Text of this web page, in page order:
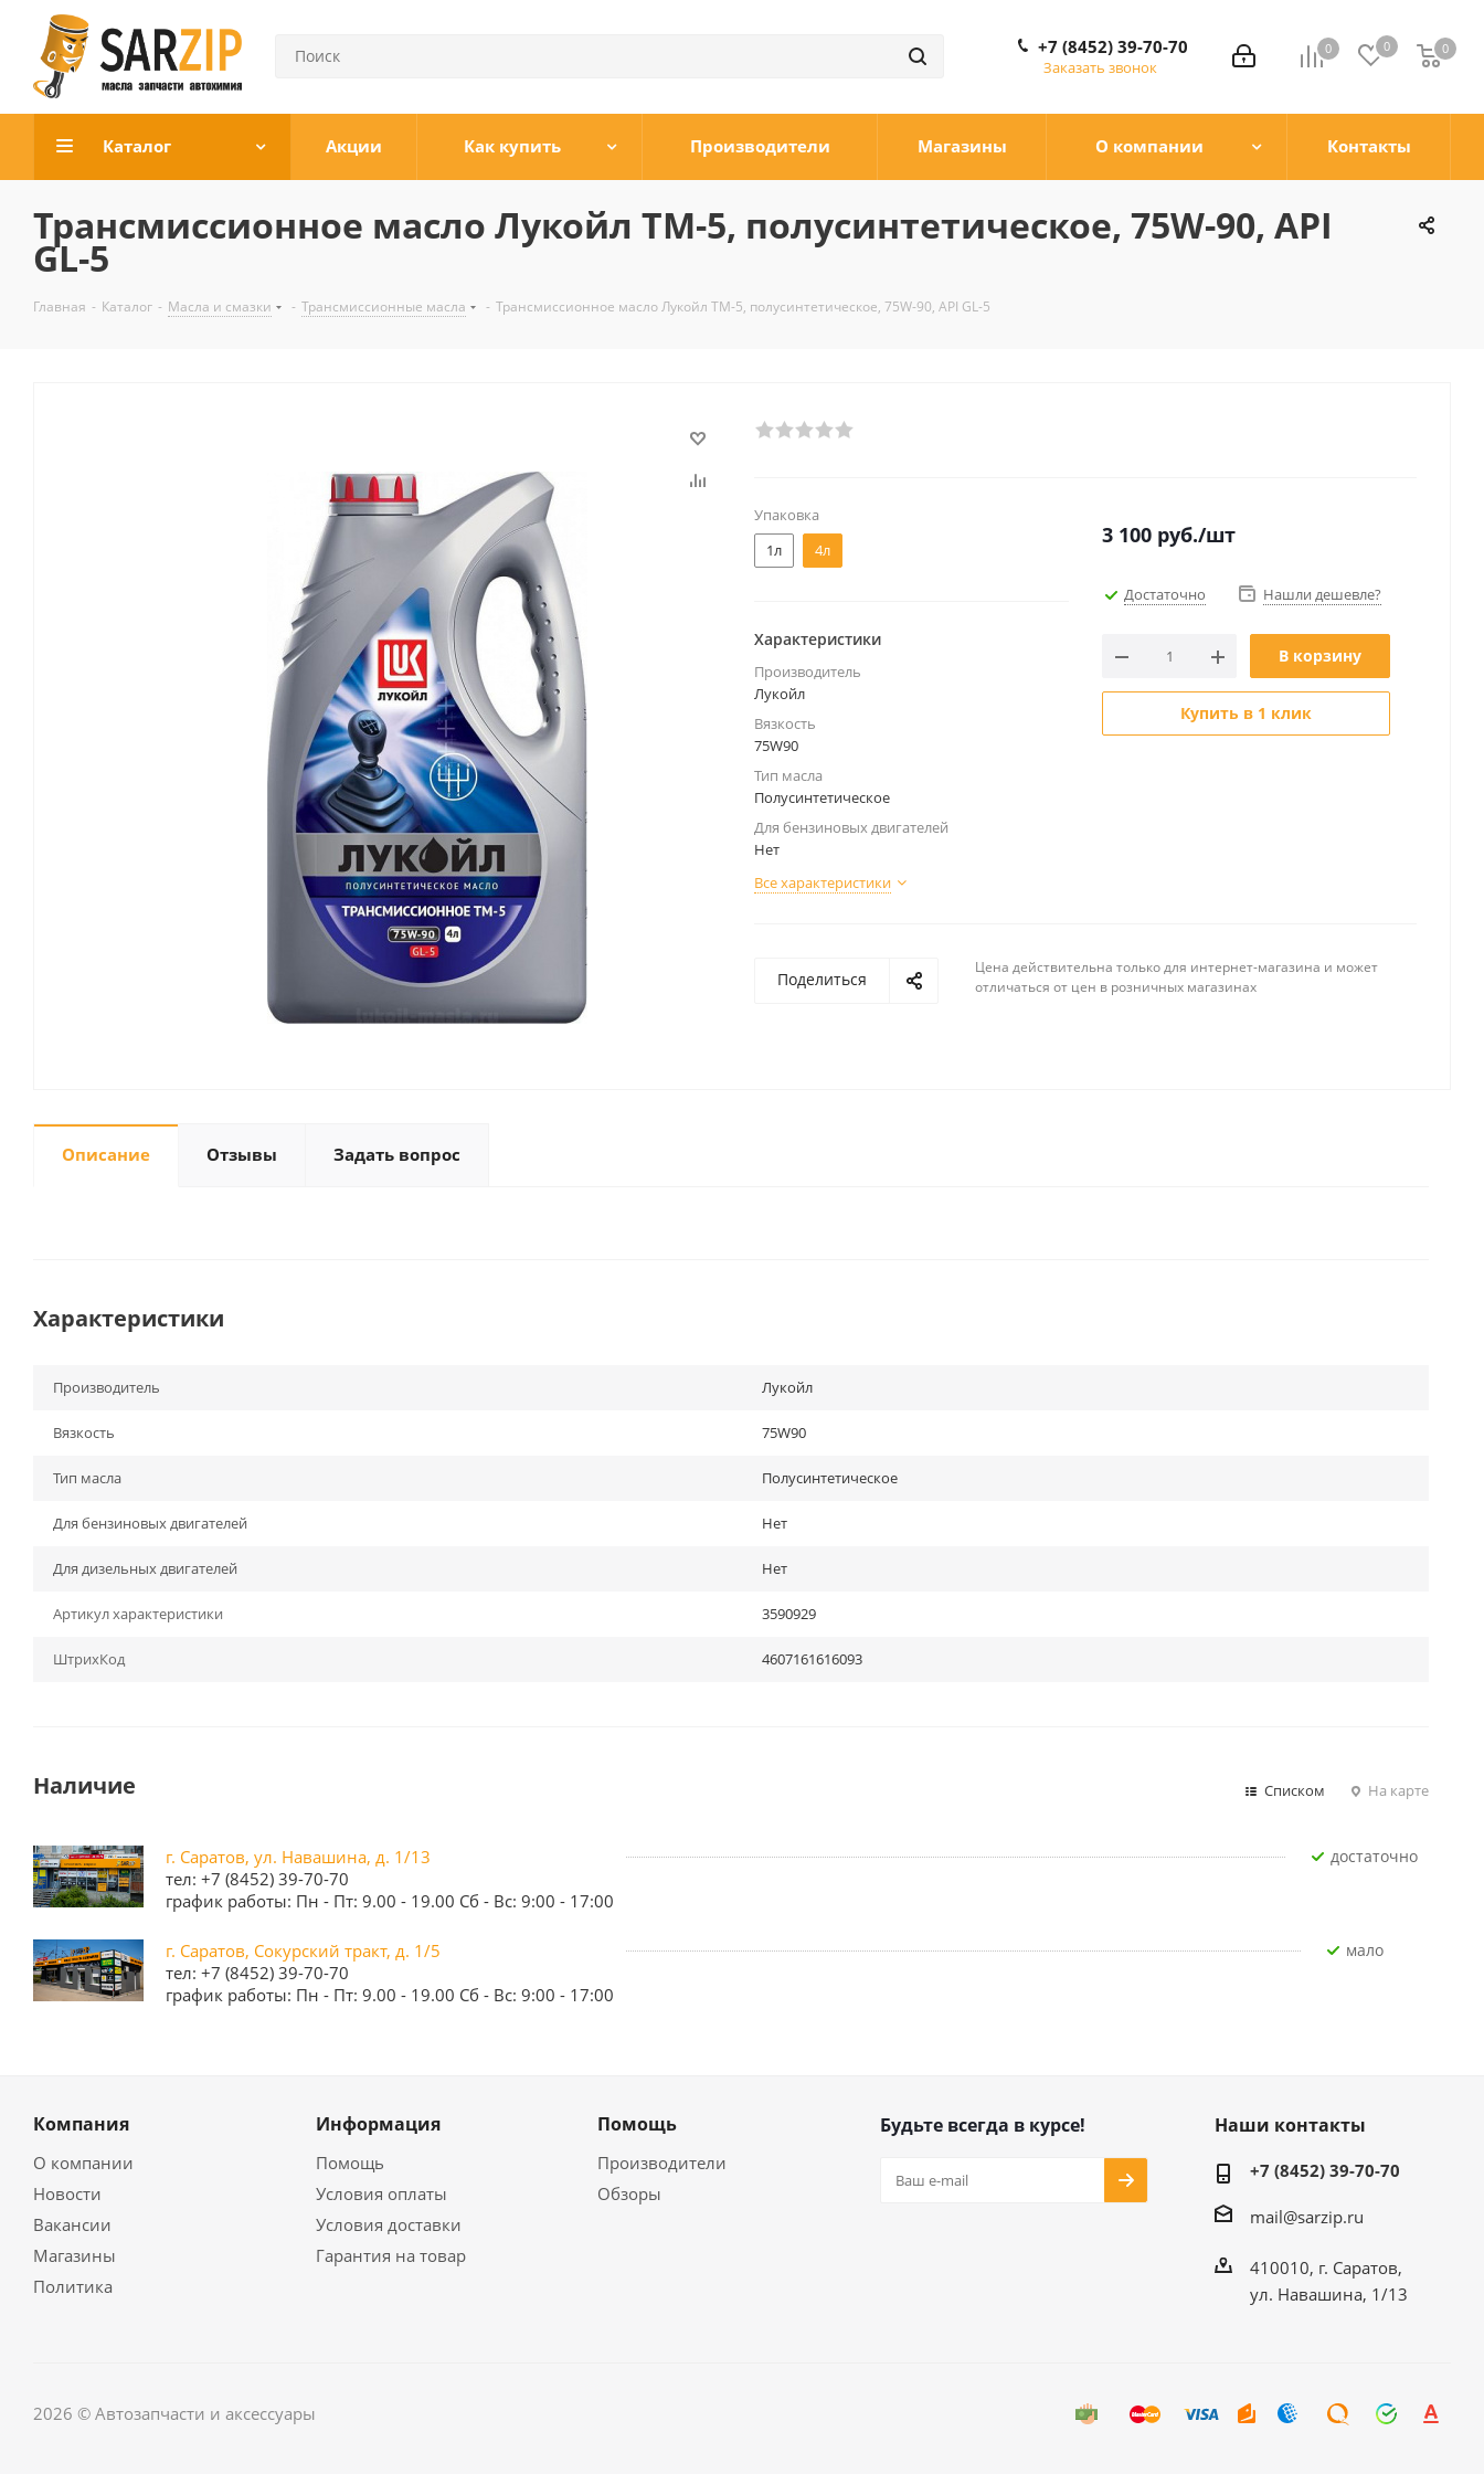
0 0 0
0
+7 (8452) 39-70-70
Заказать звонок
Каталог Акции Как купить Производители Магазины О компании Контакты
Трансмиссионное масло Лукойл ТМ-5, полусинтетическое, 75W-90, API
GL-5
Главная - Каталог - Масла и смазки - Трансмиссионные масла - Трансмиссионное масло Лукойл ТМ-5, полусинтетическое, 75W-90, API GL-5
Упаковка
1л
4л
Характеристики
Производитель
Лукойл
Вязкость
75W90
Тип масла
Полусинтетическое
Для бензиновых двигателей
Нет
Все характеристики
3 100 руб./шт
Достаточно Нашли дешевле?
В корзину
Купить в 1 клик
Поделиться
Цена действительна только для интернет-магазина и может
отличаться от цен в розничных магазинах
Описание Отзывы Задать вопрос
Характеристики
Производитель Лукойл
Вязкость 75W90
Тип масла Полусинтетическое
Для бензиновых двигателей Нет
Для дизельных двигателей Нет
Артикул характеристики 3590929
ШтрихКод 4607161616093
Наличие Списком На карте
г. Саратов, ул. Навашина, д. 1/13
тел: +7 (8452) 39-70-70
график работы: Пн - Пт: 9.00 - 19.00 Сб - Вс: 9:00 - 17:00
Достаточно
г. Саратов, Сокурский тракт, д. 1/5
тел: +7 (8452) 39-70-70
график работы: Пн - Пт: 9.00 - 19.00 Сб - Вс: 9:00 - 17:00
Мало
Компания
О компании
Новости
Вакансии
Магазины
Политика
Информация
Помощь
Условия оплаты
Условия доставки
Гарантия на товар
Помощь
Производители
Обзоры
Будьте всегда в курсе! Наши контакты
+7 (8452) 39-70-70
mail@sarzip.ru
410010, г. Саратов,
ул. Навашина, 1/13
2026 © Автозапчасти и аксессуары